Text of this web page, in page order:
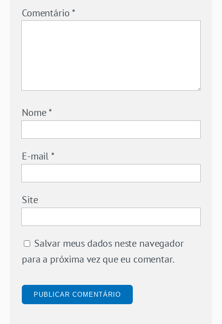
Comentário*
Nome*
E-mail*
Site
Salvar meus dados neste navegador
para a próxima vez que eu comentar.